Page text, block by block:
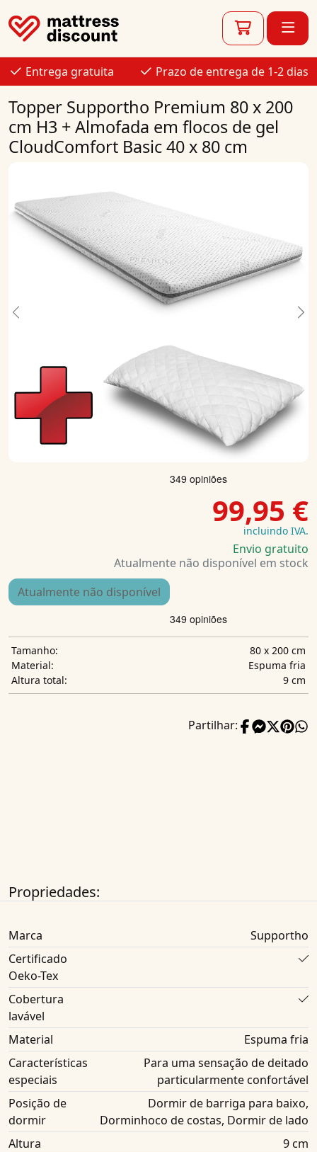
Entrega gratuita Prazo de entrega de 1-2 dias
Topper Supportho Premium 80 x 200
cm H3 + Almofada em flocos de gel
CloudComfort Basic 40 x 80 cm
Previous
99,95 €
incluindo IVA.
Envio gratuito
Atualmente não disponível em stock
Atualmente não disponível
Tamanho:
80 x 200 cm
Material:
Espuma fria
Altura total:
9 cm
Partilhar:
Propriedades:
Marca
Supportho
Certificado
Oeko-Tex
Cobertura
lavável
Material
Espuma fria
Características
especiais
Para uma sensação de deitado
particularmente confortável
Posição de
dormir
Dormir de barriga para baixo,
Dorminhoco de costas, Dormir de lado
Altura
9 cm